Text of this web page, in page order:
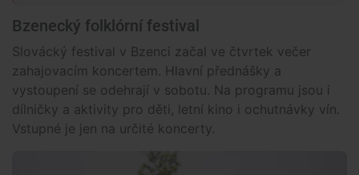
Bzenecký folklórní festival
Slovácký festival v Bzenci začal ve čtvrtek večer
zahajovacím koncertem. Hlavní přednášky a
vystoupení se odehrají v sobotu. Na programu jsou i
dílničky a aktivity pro děti, letní kino i ochutnávky vín.
Vstupné je jen na určité koncerty.